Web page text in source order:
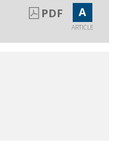
PDF A
ARTICLE